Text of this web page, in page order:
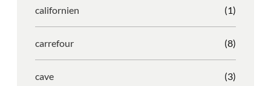
californien (1)
carrefour (8)
cave (3)